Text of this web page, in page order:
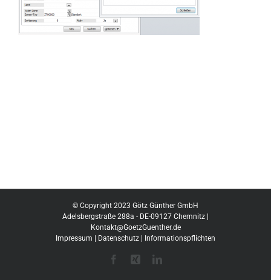
© Copyright 2023 Götz Günther GmbH
Adelsbergstraße 288a - DE-09127 Chemnitz |
Kontakt@GoetzGuenther.de
Impressum
Datenschutz Informationspflichten
Facebook
Xing LinkedIn